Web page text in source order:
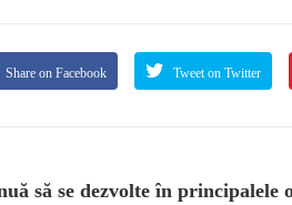
Share on Facebook Tweet on Twitter
să se dezvolte în principalele